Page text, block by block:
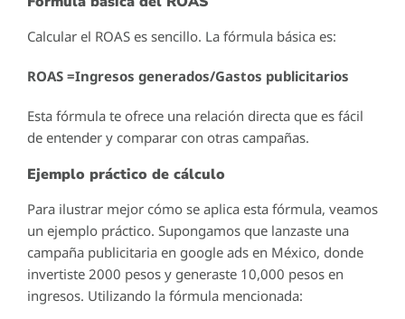
Calcular el ROAS es sencillo. La fórmula básica es:
ROAS =Ingresos generados/Gastos publicitarios
Esta fórmula te ofrece una relación directa que es fácil
de entender y comparar con otras campañas.
Ejemplo práctico de cálculo
Para ilustrar mejor cómo se aplica esta fórmula, veamos
un ejemplo práctico. Supongamos que lanzaste una
campaña publicitaria en google ads en México, donde
invertiste 2000 pesos y generaste 10,000 pesos en
ingresos. Utilizando la fórmula mencionada: